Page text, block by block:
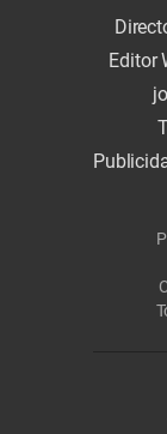
Editor